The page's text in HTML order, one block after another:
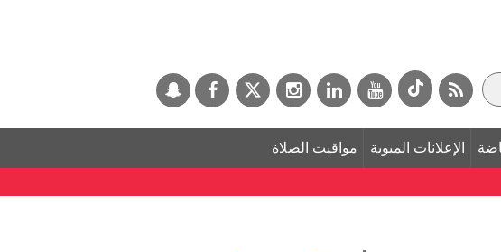
الإعلانات المبوبة مواقيت الصلاة